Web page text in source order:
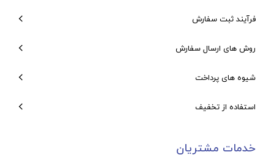
فرآیند ثبت سفارش
روش های ارسال سفارش
شیوه های پرداخت
استفاده از تخفیف
خدمات مشتریان